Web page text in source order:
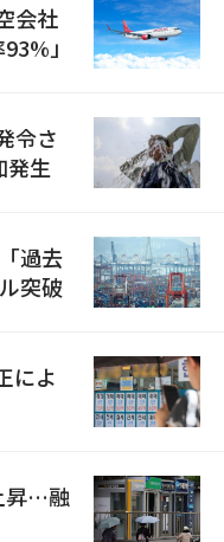
会社
」
令さ
発生
過去
突破
によ
昇…融